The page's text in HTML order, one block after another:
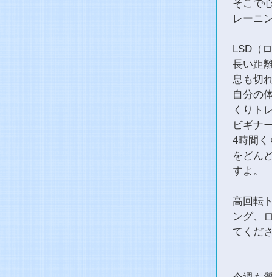
そこで
レーニ
LSD（
長い距
息も切
自分の
くりト
ビギナ
4時間く
をどん
すよ。
高回転
ング、
てくだ